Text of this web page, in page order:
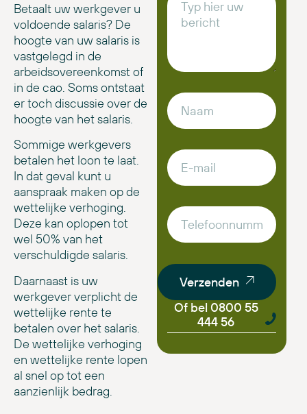
Betaalt uw werkgever u
voldoende salaris? De
hoogte van uw salaris is
vastgelegd in de
arbeidsovereenkomst of
in de cao. Soms ontstaat
er toch discussie over de
hoogte van het salaris.
Sommige werkgevers
betalen het loon te laat.
In dat geval kunt u
aanspraak maken op de
wettelijke verhoging.
Deze kan oplopen tot
wel 50% van het
verschuldigde salaris.
Daarnaast is uw
werkgever verplicht de
wettelijke rente te
betalen over het salaris.
De wettelijke verhoging
en wettelijke rente lopen
al snel op tot een
aanzienlijk bedrag.
Verzenden
Of bel 0800 55
444 56